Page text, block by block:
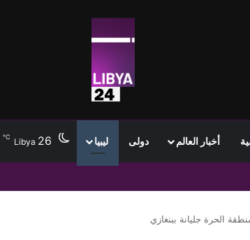
أخبار العالم دولى ليبيا Libya 26
℃
الحرة جليانة ببنغازي